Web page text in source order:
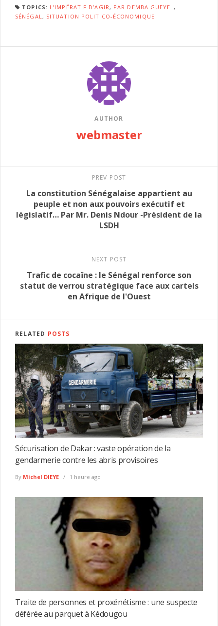
TOPICS: L’IMPÉRATIF D’AGIR , PAR DEMBA GUEYE_ ,
SÉNÉGAL , SITUATION POLITICO-ÉCONOMIQUE
AUTHOR
webmaster
PREV POST
La constitution Sénégalaise appartient au
peuple et non aux pouvoirs exécutif et
législatif… Par Mr. Denis Ndour -Président de la
LSDH
NEXT POST
Trafic de cocaïne : le Sénégal renforce son
statut de verrou stratégique face aux cartels
en Afrique de l'Ouest
RELATED POSTS
Sécurisation de Dakar : vaste opération de la
gendarmerie contre les abris provisoires
By Michel DIEYE 1 heure ago
Traite de personnes et proxénétisme : une suspecte
déférée au parquet à Kédougou